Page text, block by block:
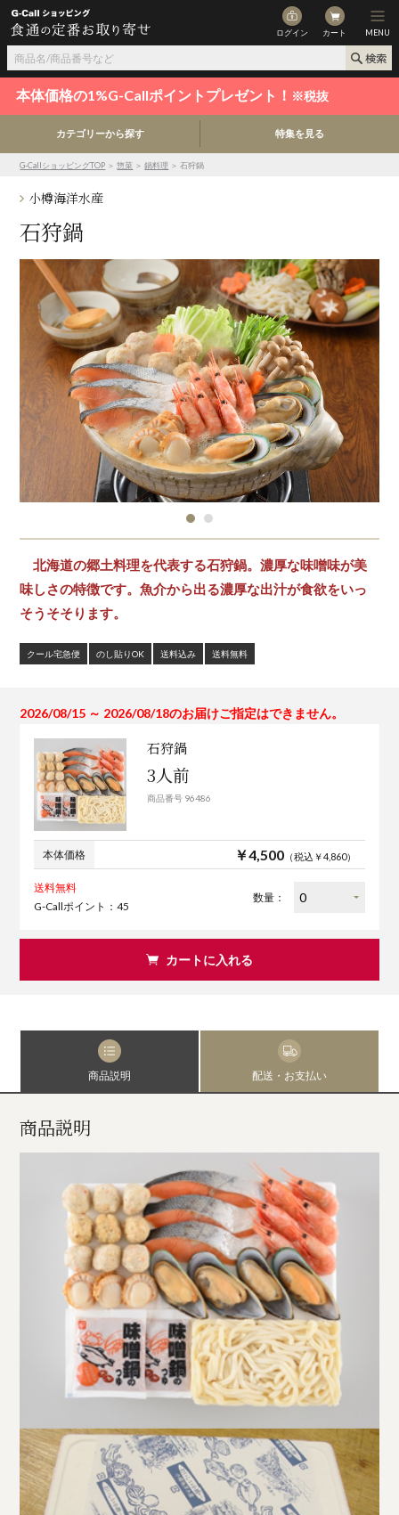
ログイン カート MENU
本体価格の1%G-Callポイントプレゼント！ ※税抜
カテゴリーから探す 特集を見る
G-CallショッピングTOP ＞惣菜 ＞鍋料理 ＞ 石狩鍋
小樽海洋水産
石狩鍋
北海道の郷土料理を代表する石狩鍋。濃厚な味噌味が美
味しさの特徴です。魚介から出る濃厚な出汁が食欲をいっ
そうそそります。
クール宅急便 のし貼りOK 送料込み 送料無料
2026/08/15 ～ 2026/08/18のお届けご指定はできません。
石狩鍋
3人前
商品番号 96486
本体価格 ￥4,500（税込￥4,860）
送料無料
G-Callポイント：45
数量：
カートに入れる
商品説明 配送・お支払い
商品説明